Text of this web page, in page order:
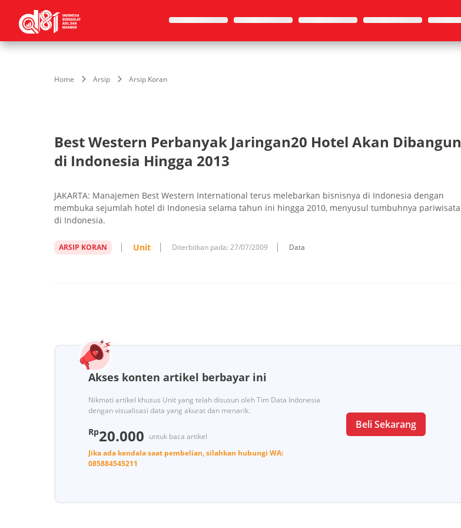
Home Arsip Arsip Koran
Best Western Perbanyak Jaringan20 Hotel Akan Dibangun
di Indonesia Hingga 2013
JAKARTA: Manajemen Best Western International terus melebarkan bisnisnya di Indonesia dengan
membuka sejumlah hotel di Indonesia selama tahun ini hingga 2010, menyusul tumbuhnya pariwisata
di Indonesia.
ARSIP KORAN Unit Diterbitkan pada: 27/07/2009 Data
Akses konten artikel berbayar ini
Nikmati artikel khusus Unit yang telah disusun oleh Tim Data Indonesia
dengan visualisasi data yang akurat dan menarik.
Rp20.000 untuk baca artikel
Jika ada kendala saat pembelian, silahkan hubungi WA:
085884545211
Beli Sekarang